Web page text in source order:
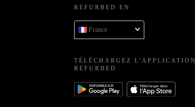
REFURBED EN
France
TÉLÉCHARGEZ L'APPLICATION
REFURBED